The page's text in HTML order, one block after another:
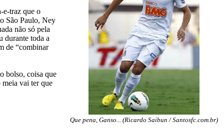
Que pena, Ganso... (Ricardo Saibun / Santosfc.com.br)
e-traz que o
São Paulo, Ney
não só pela
durante toda a
de “combinar
bolso, coisa que
meia vai ter que